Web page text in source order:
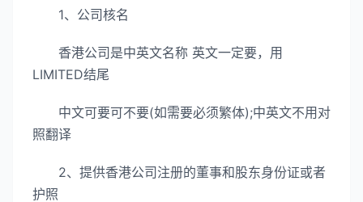
1、公司核名
香港公司是中英文名称 英文一定要，用
LIMITED结尾
中文可要可不要(如需要必须繁体);中英文不用对
照翻译
2、提供香港公司注册的董事和股东身份证或者
护照